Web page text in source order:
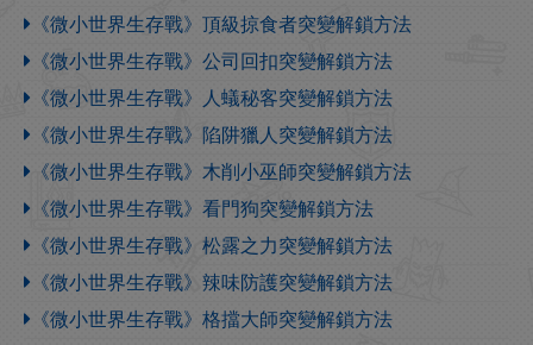
《微小世界生存戰》頂級掠食者突變解鎖方法
《微小世界生存戰》公司回扣突變解鎖方法
《微小世界生存戰》人蟻秘客突變解鎖方法
《微小世界生存戰》陷阱獵人突變解鎖方法
《微小世界生存戰》木削小巫師突變解鎖方法
《微小世界生存戰》看門狗突變解鎖方法
《微小世界生存戰》松露之力突變解鎖方法
《微小世界生存戰》辣味防護突變解鎖方法
《微小世界生存戰》格擋大師突變解鎖方法